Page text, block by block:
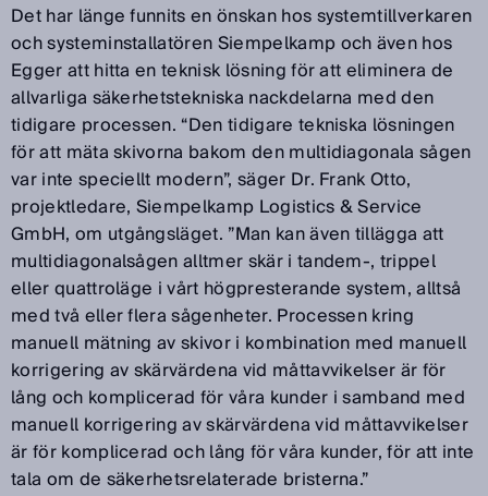
Det har länge funnits en önskan hos systemtillverkaren
och systeminstallatören Siempelkamp och även hos
Egger att hitta en teknisk lösning för att eliminera de
allvarliga säkerhetstekniska nackdelarna med den
tidigare processen. “Den tidigare tekniska lösningen
för att mäta skivorna bakom den multidiagonala sågen
var inte speciellt modern”, säger Dr. Frank Otto,
projektledare, Siempelkamp Logistics & Service
GmbH, om utgångsläget. ”Man kan även tillägga att
multidiagonalsågen alltmer skär i tandem-, trippel
eller quattroläge i vårt högpresterande system, alltså
med två eller flera sågenheter. Processen kring
manuell mätning av skivor i kombination med manuell
korrigering av skärvärdena vid måttavvikelser är för
lång och komplicerad för våra kunder i samband med
manuell korrigering av skärvärdena vid måttavvikelser
är för komplicerad och lång för våra kunder, för att inte
tala om de säkerhetsrelaterade bristerna.”